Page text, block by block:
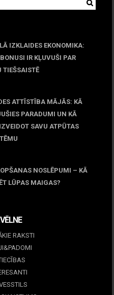
IZKLAIDES EKONOMIKA:
IR KĻUVUŠI PAR
TIEŠSAISTĒ
ATTĪSTĪBA MĀJĀS: KĀ
PARADUMI UN KĀ
SAVU ATPŪTAS
NOSLĒPUMI – KĀ
LŪPAS MAIGAS?
RAKSTI